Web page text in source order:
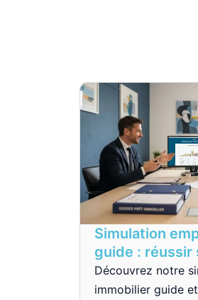
Simulation
guide : réussir
Découvrez notre
immobilier guide